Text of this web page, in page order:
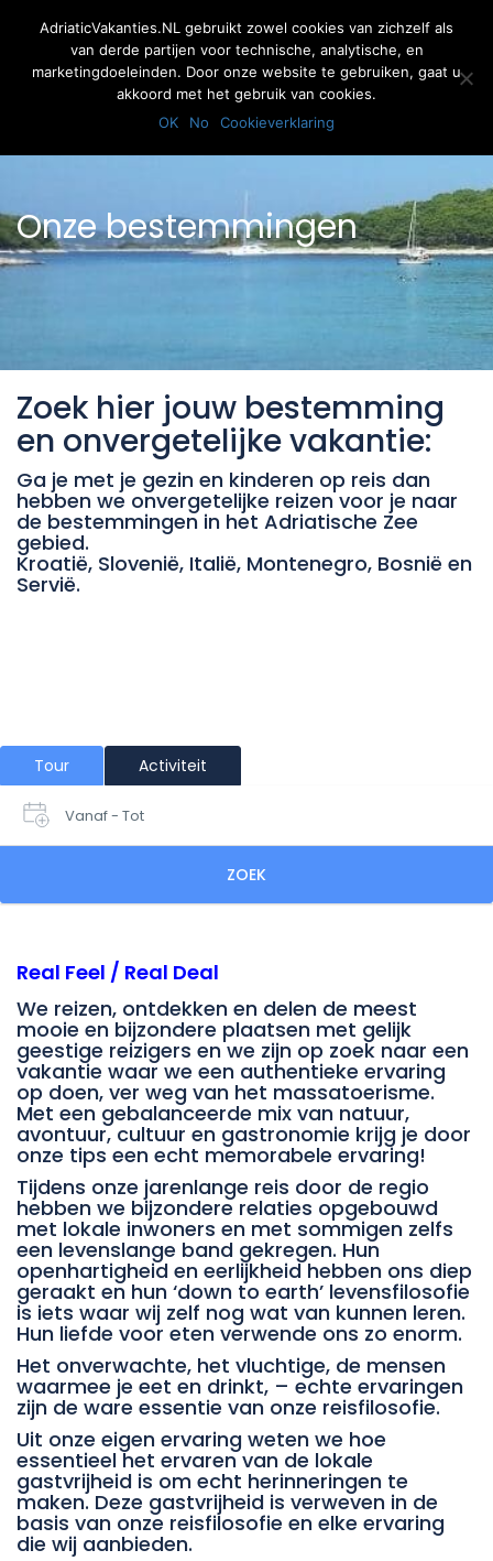
Inloggen Registreer
Onze bestemmingen
Zoek hier jouw bestemming
en onvergetelijke vakantie:
Ga je met je gezin en kinderen op reis dan
hebben we onvergetelijke reizen voor je naar
de bestemmingen in het Adriatische Zee
gebied.
Kroatië, Slovenië, Italië, Montenegro, Bosnië en
Servië.
Tour Activiteit
Vanaf - Tot
ZOEK
Real Feel / Real Deal
We reizen, ontdekken en delen de meest
mooie en bijzondere plaatsen met gelijk
geestige reizigers en we zijn op zoek naar een
vakantie waar we een authentieke ervaring
op doen, ver weg van het massatoerisme.
Met een gebalanceerde mix van natuur,
avontuur, cultuur en gastronomie krijg je door
onze tips een echt memorabele ervaring!
Tijdens onze jarenlange reis door de regio
hebben we bijzondere relaties opgebouwd
met lokale inwoners en met sommigen zelfs
een levenslange band gekregen. Hun
openhartigheid en eerlijkheid hebben ons diep
geraakt en hun ‘down to earth’ levensfilosofie
is iets waar wij zelf nog wat van kunnen leren.
Hun liefde voor eten verwende ons zo enorm.
Het onverwachte, het vluchtige, de mensen
waarmee je eet en drinkt, – echte ervaringen
zijn de ware essentie van onze reisfilosofie.
Uit onze eigen ervaring weten we hoe
essentieel het ervaren van de lokale
gastvrijheid is om echt herinneringen te
maken. Deze gastvrijheid is verweven in de
basis van onze reisfilosofie en elke ervaring
die wij aanbieden.
AdriaticVakanties.NL gebruikt zowel cookies van zichzelf als
van derde partijen voor technische, analytische, en
marketingdoeleinden. Door onze website te gebruiken, gaat u
akkoord met het gebruik van cookies.
OK
No Cookieverklaring